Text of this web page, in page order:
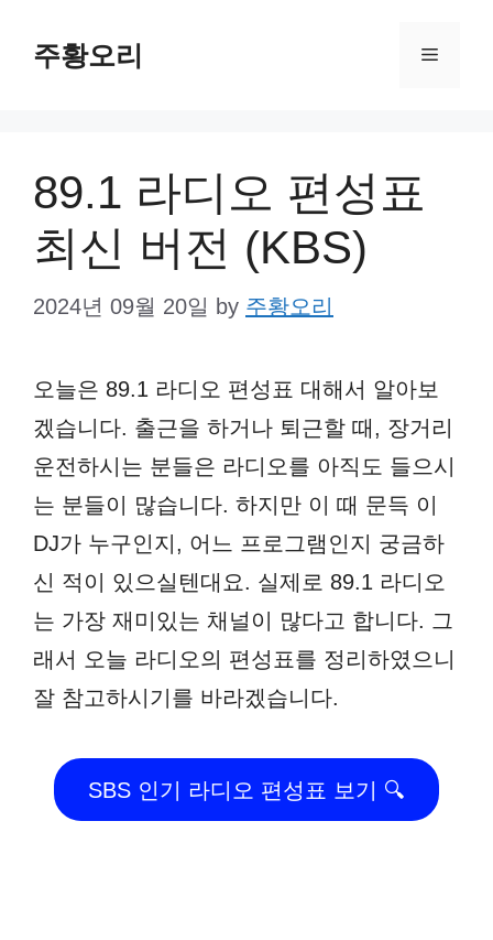
주황오리 Menu
89.1 라디오 편성표
최신 버전 (KBS)
2024년 09월 20일 by 주황오리
오늘은 89.1 라디오 편성표 대해서 알아보
겠습니다. 출근을 하거나 퇴근할 때, 장거리
운전하시는 분들은 라디오를 아직도 들으시
는 분들이 많습니다. 하지만 이 때 문득 이
DJ가 누구인지, 어느 프로그램인지 궁금하
신 적이 있으실텐대요. 실제로 89.1 라디오
는 가장 재미있는 채널이 많다고 합니다. 그
래서 오늘 라디오의 편성표를 정리하였으니
잘 참고하시기를 바라겠습니다.
SBS 인기 라디오 편성표 보기 🔍